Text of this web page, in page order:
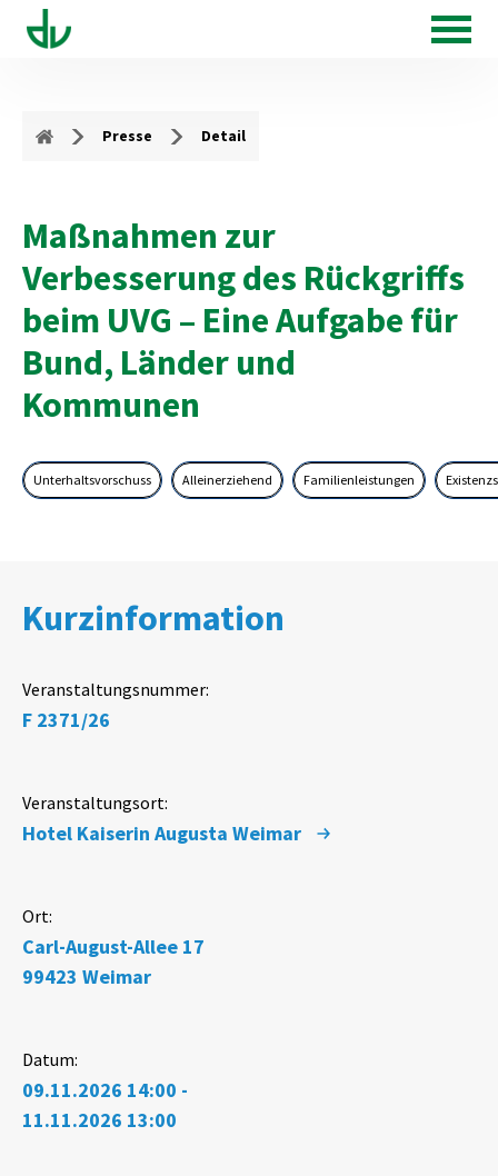
Presse Detail
Maßnahmen zur
Verbesserung des Rückgriffs
beim UVG – Eine Aufgabe für
Bund, Länder und
Kommunen
Unterhaltsvorschuss Alleinerziehend Familienleistungen
Kurzinformation
Veranstaltungsnummer:
F 2371/26
Veranstaltungsort:
Hotel Kaiserin Augusta Weimar
Ort:
Carl-August-Allee 17
99423 Weimar
Datum:
09.11.2026 14:00 -
11.11.2026 13:00